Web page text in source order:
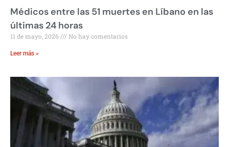
Médicos entre las 51 muertes en Líbano en las
últimas 24 horas
11 de mayo, 2026 No hay comentarios
Leer más »